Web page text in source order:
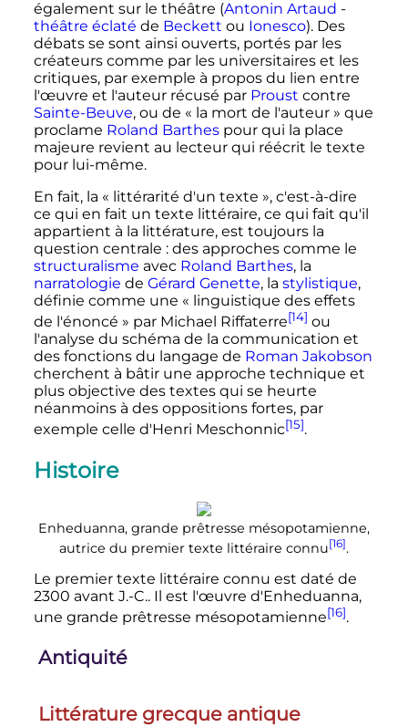
également sur le théâtre (Antonin Artaud -
théâtre éclaté de Beckett ou Ionesco). Des
débats se sont ainsi ouverts, portés par les
créateurs comme par les universitaires et les
critiques, par exemple à propos du lien entre
l'œuvre et l'auteur récusé par Proust contre
Sainte-Beuve, ou de « la mort de l'auteur » que
proclame Roland Barthespour qui la place
majeure revient au lecteur qui réécrit le texte
pour lui-même.
En fait, la « littérarité d'un texte », c'est-à-dire
ce qui en fait un texte littéraire, ce qui fait qu'il
appartient à la littérature, est toujours la
question centrale : des approches comme le
structuralisme avec Roland Barthes, la
narratologie de Gérard Genette, la stylistique,
définie comme une « linguistique des effets
de l'énoncé » par Michael Riffaterre[14] ou
l'analyse du schéma de la communication et
des fonctions du langage de Roman Jakobson
cherchent à bâtir une approche technique et
plus objective des textes qui se heurte
néanmoins à des oppositions fortes, par
exemple celle d'Henri Meschonnic[15].
Histoire
Enheduanna, grande prêtresse mésopotamienne,
autrice du premier texte littéraire connu[16].
Le premier texte littéraire connu est daté de
2300 avant J.-C.. Il est l'œuvre d'Enheduanna,
une grande prêtresse mésopotamienne[16].
Antiquité
Littérature grecque antique